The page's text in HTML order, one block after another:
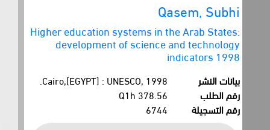
Qasem, Subhi
Higher education systems in the Arab States:
development of science and technology
indicators 1998
بيانات النشر
Cairo,[EGYPT] : UNESCO, 1998.
رقم الطلب
378.56 Q1h
رقم التسجيلة
6744